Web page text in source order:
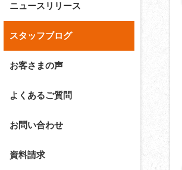
ニュースリリース
スタッフブログ
お客さまの声
よくあるご質問
お問い合わせ
資料請求